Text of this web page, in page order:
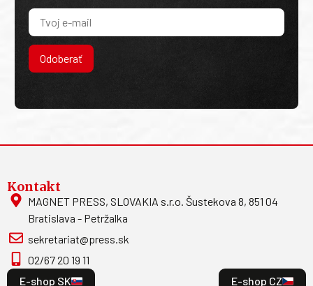
Odoberať
Kontakt
MAGNET PRESS, SLOVAKIA s.r.o. Šustekova 8, 851 04
Bratislava - Petržalka
sekretariat@press.sk
02/67 20 19 11
E-shop SK
E-shop CZ